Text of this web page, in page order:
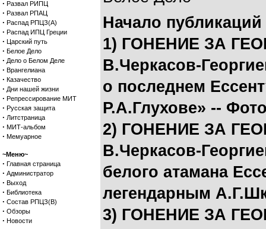
· Развал РИПЦ
· Развал РПАЦ
· Распад РПЦЗ(А)
· Распад ИПЦ Греции
· Царский путь
· Белое Дело
· Дело о Белом Деле
· Врангелиана
· Казачество
· Дни нашей жизни
· Репрессирование МИТ
· Русская защита
· Литстраница
· МИТ-альбом
· Мемуарное
~Меню~
· Главная страница
· Администратор
· Выход
· Библиотека
· Состав РПЦЗ(В)
· Обзоры
· Новости
Начало
1) ГОНЕНИЕ ЗА
B.Черкасов-
о последнем
Р.А.Глухове» --
2) ГОНЕНИЕ ЗА
В.Черкасов-
белого атамана
легендарным
3) ГОНЕНИЕ ЗА